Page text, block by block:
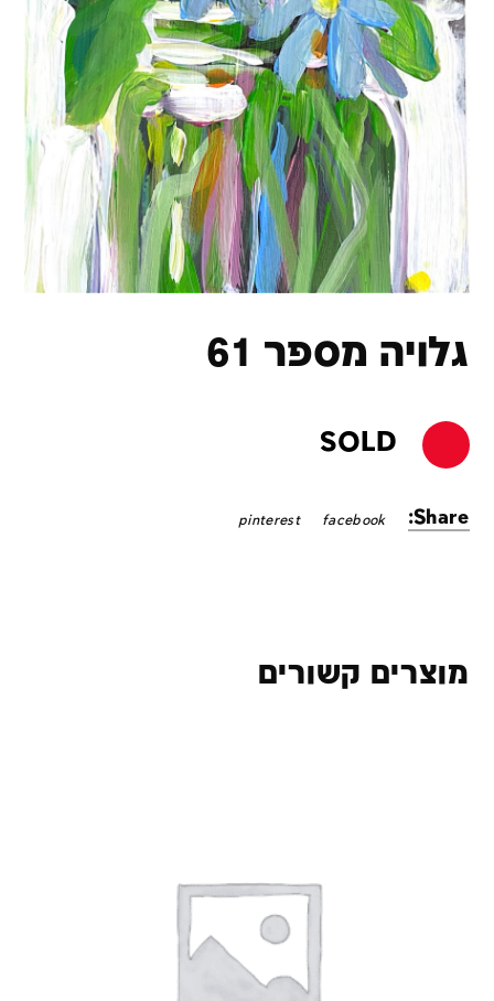
גלויה מספר 61
SOLD
Share:
facebook
pinterest
מוצרים קשורים